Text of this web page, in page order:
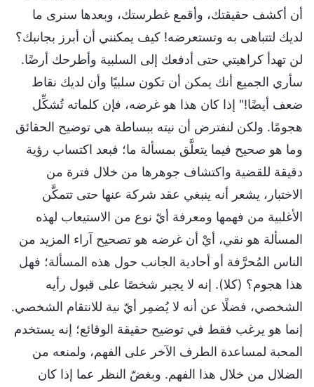
أن أكشف حقيقتك، وأقمع غطرستك، وبعدها سنرى ما
لديك لتتباهى به وتستعرضه! كيف يمكنني أن أبرز بجانبك؟
لن تهدأ كراهيتي حتى أدفعك إلى السلبية وأطرحك أرضًا.
سأري الجميع أنك يمكن أن تكون سلبيًا وأن لديك نقاط
ضعف أيضًا!" إذا كان هذا هو غرضه، فإن كلماته تُشكِّل
هجومًا. ولكن لنفترض أن نيته ببساطة هي توضيح الحقائق
وما هو صحيح فيما يتعلَّق بمسألة ما؛ فبعد اكتساب رؤية
دقيقة للقضية واكتشاف جوهرها من خلال فترة من
الاختبار، يشعر أنه ينبغي عقد شركة عنها حتى تتمكَّن
الأغلبية من فهمها ومعرفة أيّ نوع من الاستيعاب لهذه
المسألة هو نقي، أيْ أن غرضه هو تصحيح آراء المزيد من
الناس المُحرَّفة أو أحادية الجانب حول هذه المسألة؛ فهل
هذا هجوم؟ (كلا). إنه لا يجبر شخصًا على قبول رأيه
الشخصي، فضلًا عن أنه لا يُضمِر أيّ نية للانتقام الشخصي.
إنما هو يرغب فقط في توضيح حقيقة الوقائع؛ إنه يستخدم
المحبة لمساعدة الطرف الآخر على الفهم، ولمنعه من
الضلال من خلال هذا الفهم. وبغضّ النظر عما إذا كان